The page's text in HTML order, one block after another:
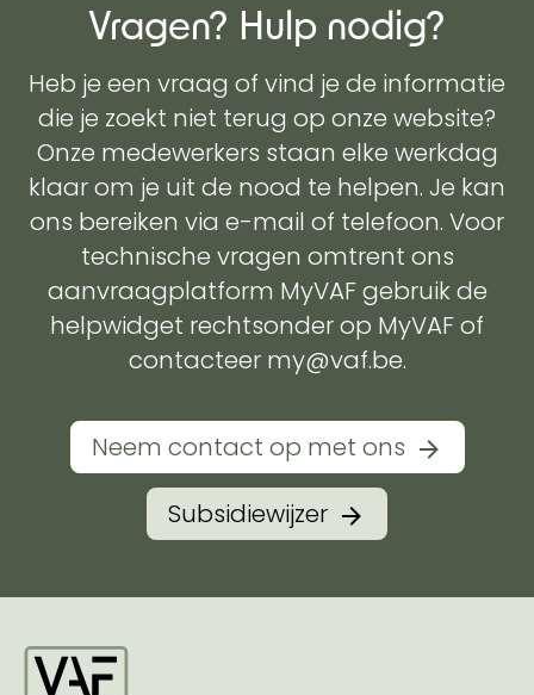
Vragen? Hulp nodig?
Heb je een vraag of vind je de informatie
die je zoekt niet terug op onze website?
Onze medewerkers staan elke werkdag
klaar om je uit de nood te helpen. Je kan
ons bereiken via e-mail of telefoon. Voor
technische vragen omtrent ons
aanvraagplatform MyVAF gebruik de
helpwidget rechtsonder op MyVAF of
contacteer my@vaf.be.
Neem contact op met ons
Subsidiewijzer